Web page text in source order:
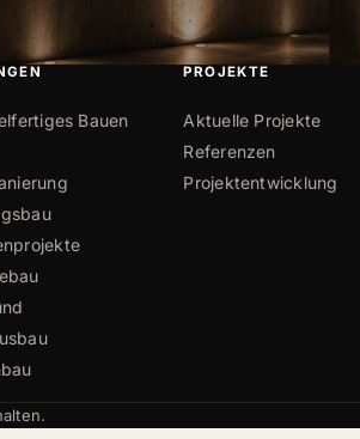
Bauen
PROJEKTE
Aktuelle Projekte
Referenzen
Projektentwicklung